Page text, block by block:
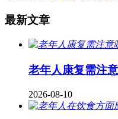
最新文章
老年人康复需注
2026-08-10